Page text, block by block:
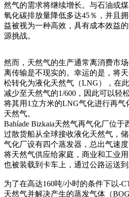
然气的需求将继续增长。与石油或
氧化碳排放量降低多达45％，并且
益被视为一种高效，具有成本效益
源挑战。
然而，天然气的生产通常离消费市
离传输是不现实的。幸运的是，将
松转化为液化天然气（LNG），在
减少至天然气的1/600，因此可以轻
将其用1立方米的LNG气化进行再气
天然气。
Bahíade Bizkaia天然气再气化厂位
过散货船从全球接收液化天然气，储
气化厂设有四个蒸发器，总出气速度
将天然气供应给家庭，商业和工业
也被装载到卡车上，通过公路运送到
为了在高达160吨/小时的条件下以-
天然气并解决产生的蒸发气体（